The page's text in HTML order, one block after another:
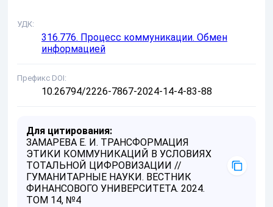
УДК
316.776. Процесс коммуникации. Обмен
информацией
Префикс DOI
10.26794/2226-7867-2024-14-4-83-88
Для цитирования:
ЗАМАРЕВА Е. И. ТРАНСФОРМАЦИЯ
ЭТИКИ КОММУНИКАЦИЙ В УСЛОВИЯХ
ТОТАЛЬНОЙ ЦИФРОВИЗАЦИИ //
ГУМАНИТАРНЫЕ НАУКИ. ВЕСТНИК
ФИНАНСОВОГО УНИВЕРСИТЕТА. 2024.
ТОМ 14, №4